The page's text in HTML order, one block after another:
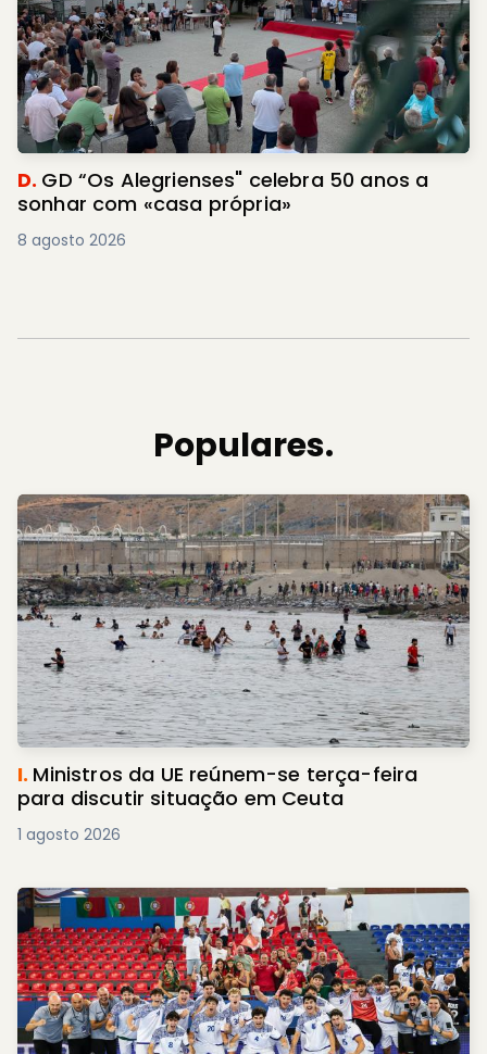
D. GD “Os Alegrienses" celebra 50 anos a
sonhar com «casa própria»
8 agosto 2026
Populares.
I. Ministros da UE reúnem-se terça-feira
para discutir situação em Ceuta
1 agosto 2026